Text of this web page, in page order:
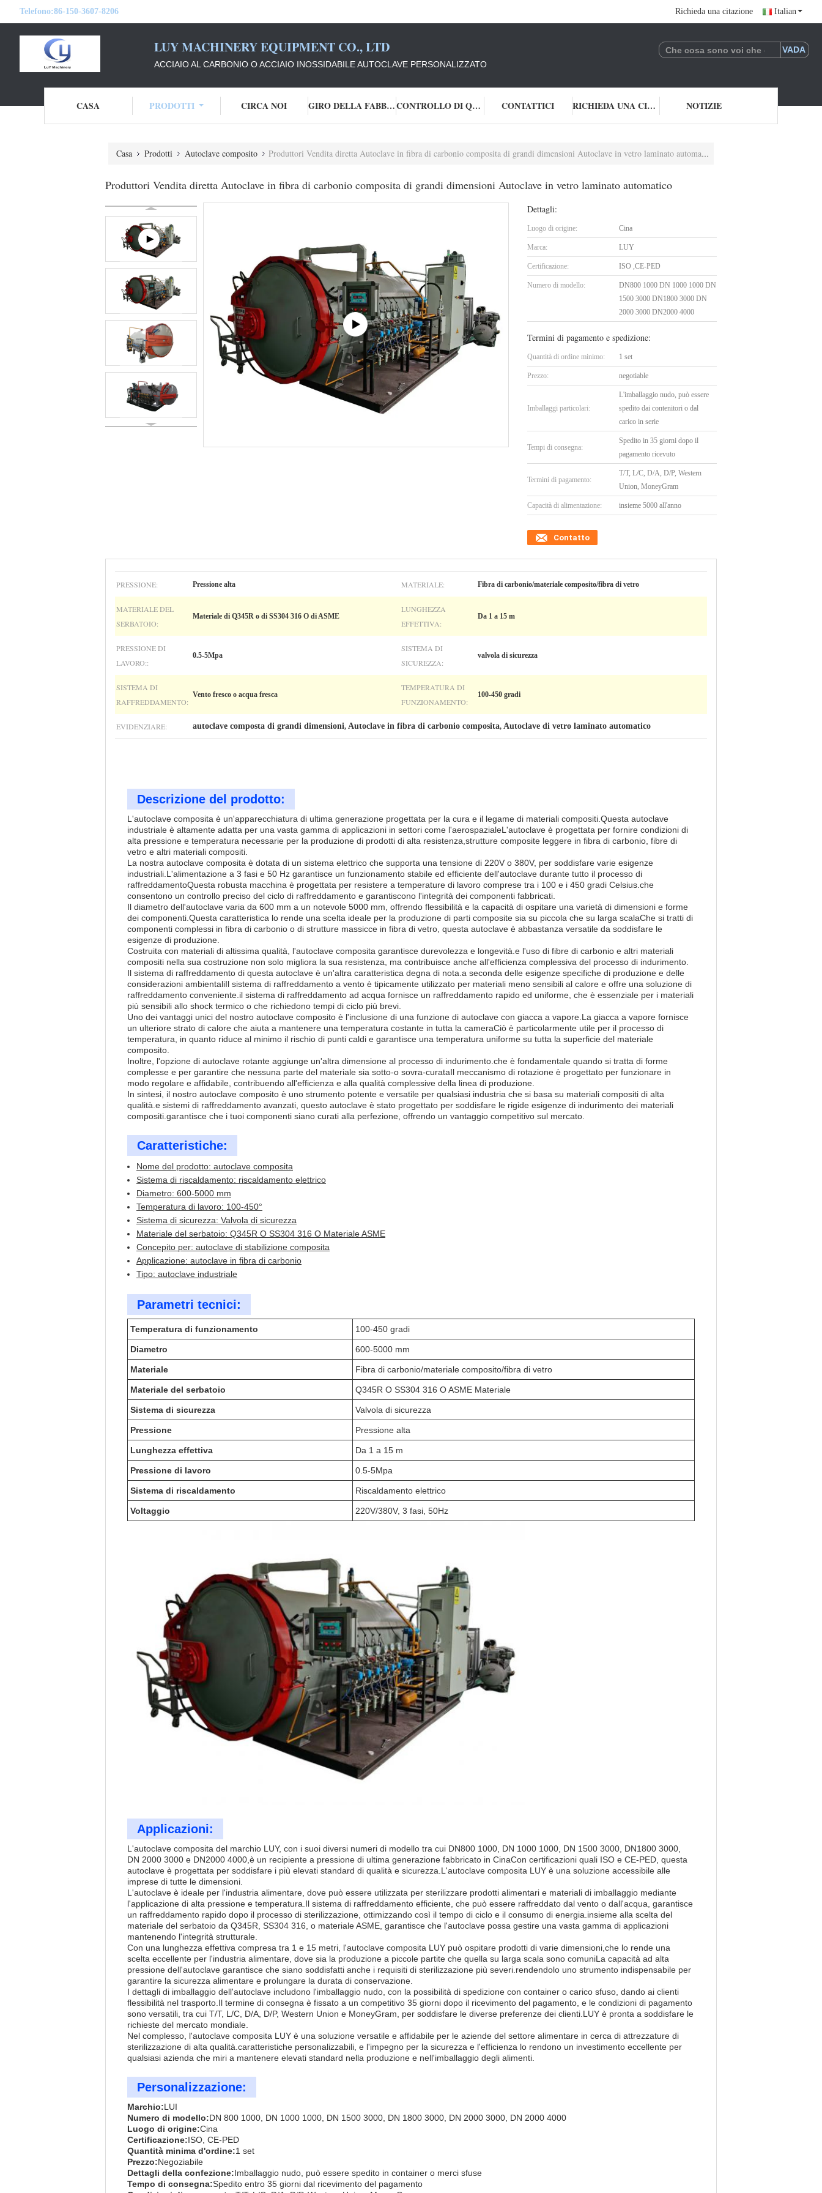
Telefono:86-150-3607-8206 Richieda una citazione Italian
LUY MACHINERY EQUIPMENT CO., LTD
ACCIAIO AL CARBONIO O ACCIAIO INOSSIDABILE AUTOCLAVE PERSONALIZZATO
CASA PRODOTTI CIRCA NOI GIRO DELLA FABBRICA CONTROLLO DI QUALITÀ CONTATTICI RICHIEDA UNA CITAZIONE NOTIZIE
Casa Prodotti Autoclave composito Produttori Vendita diretta Autoclave in fibra di carbonio composita di grandi dimensioni Autoclave in vetro laminato automatico
Produttori Vendita diretta Autoclave in fibra di carbonio composita di grandi dimensioni Autoclave in vetro laminato automatico
Dettagli:
Luogo di origine: Cina
Marca: LUY
Certificazione: ISO ,CE-PED
Numero di modello:
DN800 1000 DN 1000 1000 DN
1500 3000 DN1800 3000 DN
2000 3000 DN2000 4000
Termini di pagamento e spedizione:
Quantità di ordine minimo: 1 set
Prezzo: negotiable
Imballaggi particolari:
L'imballaggio nudo, può essere
spedito dai contenitori o dal
carico in serie
Tempi di consegna:
Spedito in 35 giorni dopo il
pagamento ricevuto
Termini di pagamento:
T/T, L/C, D/A, D/P, Western
Union, MoneyGram
Capacità di alimentazione: insieme 5000 all'anno
Contatto
PRESSIONE: Pressione alta MATERIALE: Fibra di carbonio/materiale composito/fibra di vetro
MATERIALE DEL
SERBATOIO:
Materiale di Q345R o di SS304 316 O di ASME
LUNGHEZZA
EFFETTIVA:
Da 1 a 15 m
PRESSIONE DI
LAVORO::
0.5-5Mpa
SISTEMA DI
SICUREZZA:
valvola di sicurezza
SISTEMA DI
RAFFREDDAMENTO:
Vento fresco o acqua fresca
TEMPERATURA DI
FUNZIONAMENTO:
100-450 gradi
EVIDENZIARE: autoclave composta di grandi dimensioni, Autoclave in fibra di carbonio composita, Autoclave di vetro laminato automatico
Descrizione del prodotto:
L'autoclave composita è un'apparecchiatura di ultima generazione progettata per la cura e il legame di materiali compositi.Questa autoclave
industriale è altamente adatta per una vasta gamma di applicazioni in settori come l'aerospazialeL'autoclave è progettata per fornire condizioni di
alta pressione e temperatura necessarie per la produzione di prodotti di alta resistenza,strutture composite leggere in fibra di carbonio, fibre di
vetro e altri materiali compositi.
La nostra autoclave composita è dotata di un sistema elettrico che supporta una tensione di 220V o 380V, per soddisfare varie esigenze
industriali.L'alimentazione a 3 fasi e 50 Hz garantisce un funzionamento stabile ed efficiente dell'autoclave durante tutto il processo di
raffreddamentoQuesta robusta macchina è progettata per resistere a temperature di lavoro comprese tra i 100 e i 450 gradi Celsius.che
consentono un controllo preciso del ciclo di raffreddamento e garantiscono l'integrità dei componenti fabbricati.
Il diametro dell'autoclave varia da 600 mm a un notevole 5000 mm, offrendo flessibilità e la capacità di ospitare una varietà di dimensioni e forme
dei componenti.Questa caratteristica lo rende una scelta ideale per la produzione di parti composite sia su piccola che su larga scalaChe si tratti di
componenti complessi in fibra di carbonio o di strutture massicce in fibra di vetro, questa autoclave è abbastanza versatile da soddisfare le
esigenze di produzione.
Costruita con materiali di altissima qualità, l'autoclave composita garantisce durevolezza e longevità.e l'uso di fibre di carbonio e altri materiali
compositi nella sua costruzione non solo migliora la sua resistenza, ma contribuisce anche all'efficienza complessiva del processo di indurimento.
Il sistema di raffreddamento di questa autoclave è un'altra caratteristica degna di nota.a seconda delle esigenze specifiche di produzione e delle
considerazioni ambientaliIl sistema di raffreddamento a vento è tipicamente utilizzato per materiali meno sensibili al calore e offre una soluzione di
raffreddamento conveniente.il sistema di raffreddamento ad acqua fornisce un raffreddamento rapido ed uniforme, che è essenziale per i materiali
più sensibili allo shock termico o che richiedono tempi di ciclo più brevi.
Uno dei vantaggi unici del nostro autoclave composito è l'inclusione di una funzione di autoclave con giacca a vapore.La giacca a vapore fornisce
un ulteriore strato di calore che aiuta a mantenere una temperatura costante in tutta la cameraCiò è particolarmente utile per il processo di
temperatura, in quanto riduce al minimo il rischio di punti caldi e garantisce una temperatura uniforme su tutta la superficie del materiale
composito.
Inoltre, l'opzione di autoclave rotante aggiunge un'altra dimensione al processo di indurimento.che è fondamentale quando si tratta di forme
complesse e per garantire che nessuna parte del materiale sia sotto-o sovra-curataIl meccanismo di rotazione è progettato per funzionare in
modo regolare e affidabile, contribuendo all'efficienza e alla qualità complessive della linea di produzione.
In sintesi, il nostro autoclave composito è uno strumento potente e versatile per qualsiasi industria che si basa su materiali compositi di alta
qualità.e sistemi di raffreddamento avanzati, questo autoclave è stato progettato per soddisfare le rigide esigenze di indurimento dei materiali
compositi.garantisce che i tuoi componenti siano curati alla perfezione, offrendo un vantaggio competitivo sul mercato.
Caratteristiche:
Nome del prodotto: autoclave composita
Sistema di riscaldamento: riscaldamento elettrico
Diametro: 600-5000 mm
Temperatura di lavoro: 100-450°
Sistema di sicurezza: Valvola di sicurezza
Materiale del serbatoio: Q345R O SS304 316 O Materiale ASME
Concepito per: autoclave di stabilizione composita
Applicazione: autoclave in fibra di carbonio
Tipo: autoclave industriale
Parametri tecnici:
Temperatura di funzionamento 100-450 gradi
Diametro 600-5000 mm
Materiale Fibra di carbonio/materiale composito/fibra di vetro
Materiale del serbatoio Q345R O SS304 316 O ASME Materiale
Sistema di sicurezza Valvola di sicurezza
Pressione Pressione alta
Lunghezza effettiva Da 1 a 15 m
Pressione di lavoro 0.5-5Mpa
Sistema di riscaldamento Riscaldamento elettrico
Voltaggio 220V/380V, 3 fasi, 50Hz
Applicazioni:
L'autoclave composita del marchio LUY, con i suoi diversi numeri di modello tra cui DN800 1000, DN 1000 1000, DN 1500 3000, DN1800 3000,
DN 2000 3000 e DN2000 4000,è un recipiente a pressione di ultima generazione fabbricato in CinaCon certificazioni quali ISO e CE-PED, questa
autoclave è progettata per soddisfare i più elevati standard di qualità e sicurezza.L'autoclave composita LUY è una soluzione accessibile alle
imprese di tutte le dimensioni.
L'autoclave è ideale per l'industria alimentare, dove può essere utilizzata per sterilizzare prodotti alimentari e materiali di imballaggio mediante
l'applicazione di alta pressione e temperatura.Il sistema di raffreddamento efficiente, che può essere raffreddato dal vento o dall'acqua, garantisce
un raffreddamento rapido dopo il processo di sterilizzazione, ottimizzando così il tempo di ciclo e il consumo di energia.insieme alla scelta del
materiale del serbatoio da Q345R, SS304 316, o materiale ASME, garantisce che l'autoclave possa gestire una vasta gamma di applicazioni
mantenendo l'integrità strutturale.
Con una lunghezza effettiva compresa tra 1 e 15 metri, l'autoclave composita LUY può ospitare prodotti di varie dimensioni,che lo rende una
scelta eccellente per l'industria alimentare, dove sia la produzione a piccole partite che quella su larga scala sono comuniLa capacità ad alta
pressione dell'autoclave garantisce che siano soddisfatti anche i requisiti di sterilizzazione più severi.rendendolo uno strumento indispensabile per
garantire la sicurezza alimentare e prolungare la durata di conservazione.
I dettagli di imballaggio dell'autoclave includono l'imballaggio nudo, con la possibilità di spedizione con container o carico sfuso, dando ai clienti
flessibilità nel trasporto.Il termine di consegna è fissato a un competitivo 35 giorni dopo il ricevimento del pagamento, e le condizioni di pagamento
sono versatili, tra cui T/T, L/C, D/A, D/P, Western Union e MoneyGram, per soddisfare le diverse preferenze dei clienti.LUY è pronta a soddisfare le
richieste del mercato mondiale.
Nel complesso, l'autoclave composita LUY è una soluzione versatile e affidabile per le aziende del settore alimentare in cerca di attrezzature di
sterilizzazione di alta qualità.caratteristiche personalizzabili, e l'impegno per la sicurezza e l'efficienza lo rendono un investimento eccellente per
qualsiasi azienda che miri a mantenere elevati standard nella produzione e nell'imballaggio degli alimenti.
Personalizzazione:
Marchio:LUI
Numero di modello:DN 800 1000, DN 1000 1000, DN 1500 3000, DN 1800 3000, DN 2000 3000, DN 2000 4000
Luogo di origine:Cina
Certificazione:ISO, CE-PED
Quantità minima d'ordine:1 set
Prezzo:Negoziabile
Dettagli della confezione:Imballaggio nudo, può essere spedito in container o merci sfuse
Tempo di consegna:Spedito entro 35 giorni dal ricevimento del pagamento